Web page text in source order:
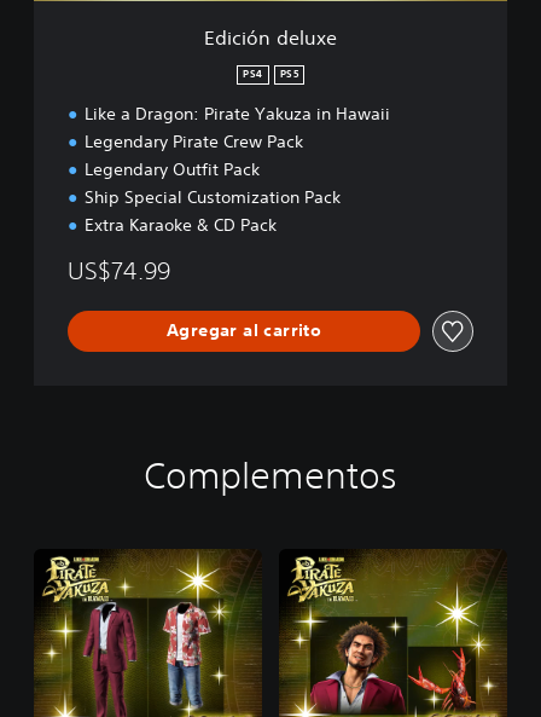
Edición deluxe
PS4 PS5
Like a Dragon: Pirate Yakuza in Hawaii
Legendary Pirate Crew Pack
Legendary Outfit Pack
Ship Special Customization Pack
Extra Karaoke & CD Pack
US$74.99
Agregar al carrito
Complementos